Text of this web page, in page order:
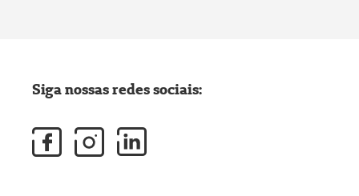
Siga nossas redes sociais: